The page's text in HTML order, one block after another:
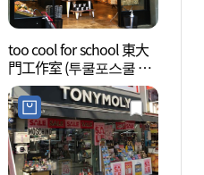
too cool for school 東大
門工作室 (투쿨포스쿨 동
대문작업실)